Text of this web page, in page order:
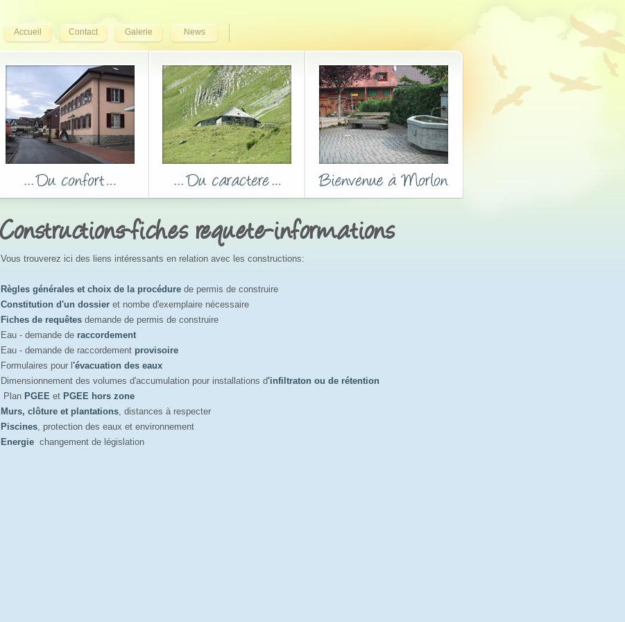
Accueil Contact Galerie News
Constructions-fiches requete-informations
Vous trouverez ici des liens intéressants en relation avec les constructions:
Règles générales et choix de la procédure de permis de construire
Constitution d'un dossier et nombe d'exemplaire nécessaire
Fiches de requêtes demande de permis de construire
Eau - demande de raccordement
Eau - demande de raccordement provisoire
Formulaires pour l 'évacuation des eaux
Dimensionnement des volumes d'accumulation pour installations d'infiltraton ou de rétention
Plan PGEE et PGEE hors zone
Murs, clôture et plantations, distances à respecter
Piscines, protection des eaux et environnement
Energie changement de législation